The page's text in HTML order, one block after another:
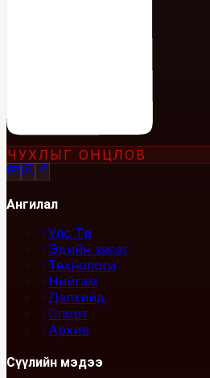
ЧУХЛЫГ ОНЦЛОВ
Ангилал
Улс Төр
Эдийн засаг
Технологи
Нийгэм
Дэлхийд
Спорт
Архив
Сүүлийн мэдээ